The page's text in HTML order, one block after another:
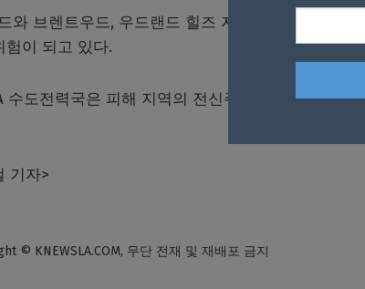
와 브렌트우드, 우드랜드 힐즈 지역에서도 고목이
험이 되고 있다.
수도전력국은 피해 지역의 전신주과 전깃줄 등의
기자>
© KNEWSLA.COM, 무단 전재 및 재배포 금지